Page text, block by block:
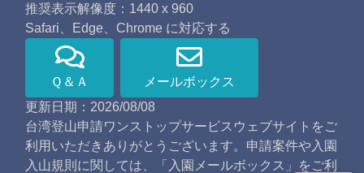
推奨表示解像度：1440 x 960
Safari、Edge、Chrome に対応する
Ｑ＆Ａ
メールボックス
更新日期：2026/08/08
台湾登山申請ワンストップサービスウェブサイトをご
利用いただきありがとうございます。申請案件や入園
入山規則に関しては、「入園メールボックス」をご利